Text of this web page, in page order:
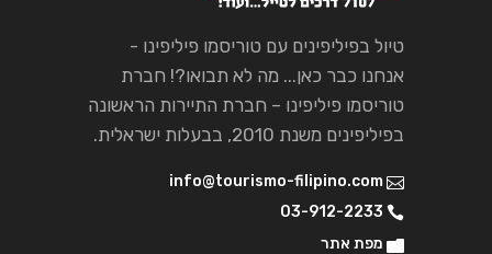
טיול בפיליפינים עם טוריסמו פיליפינו -
אנחנו כבר כאן... מה לא תבואו?! חברת
טוריסמו פיליפינו – חברת התיירות הראשונה
בפיליפינים משנת 2010, בבעלות ישראלית.
info@tourismo-filipino.com
03-912-2233
מפת אתר